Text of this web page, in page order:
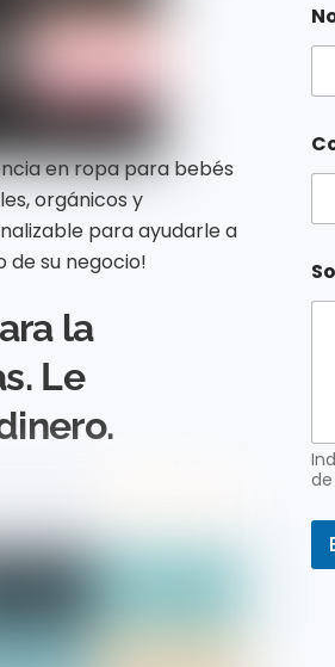
en ropa para bebés
orgánicos y
para ayudarle a
de su negocio!
la
Le
o
m
r
C
o
r
e
c
t
i